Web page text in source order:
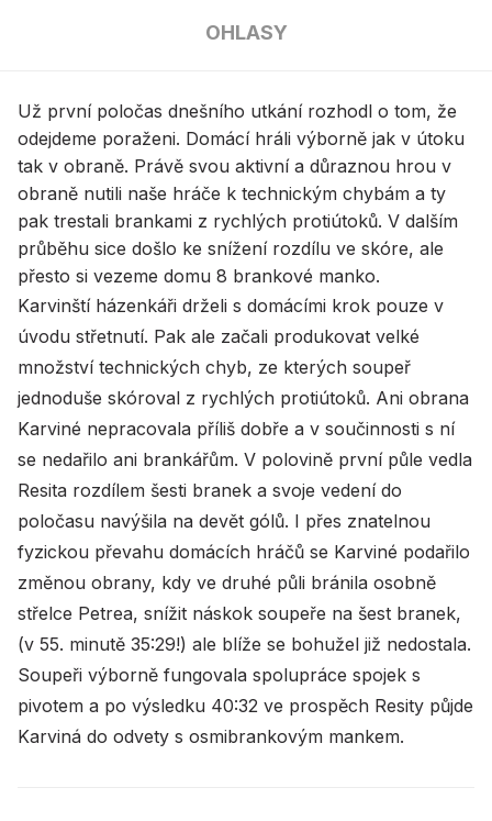
OHLASY
Už první poločas dnešního utkání rozhodl o tom, že
odejdeme poraženi. Domácí hráli výborně jak v útoku
tak v obraně. Právě svou aktivní a důraznou hrou v
obraně nutili naše hráče k technickým chybám a ty
pak trestali brankami z rychlých protiútoků. V dalším
průběhu sice došlo ke snížení rozdílu ve skóre, ale
přesto si vezeme domu 8 brankové manko.
Karvinští házenkáři drželi s domácími krok pouze v
úvodu střetnutí. Pak ale začali produkovat velké
množství technických chyb, ze kterých soupeř
jednoduše skóroval z rychlých protiútoků. Ani obrana
Karviné nepracovala příliš dobře a v součinnosti s ní
se nedařilo ani brankářům. V polovině první půle vedla
Resita rozdílem šesti branek a svoje vedení do
poločasu navýšila na devět gólů. I přes znatelnou
fyzickou převahu domácích hráčů se Karviné podařilo
změnou obrany, kdy ve druhé půli bránila osobně
střelce Petrea, snížit náskok soupeře na šest branek,
(v 55. minutě 35:29!) ale blíže se bohužel již nedostala.
Soupeři výborně fungovala spolupráce spojek s
pivotem a po výsledku 40:32 ve prospěch Resity půjde
Karviná do odvety s osmibrankovým mankem.